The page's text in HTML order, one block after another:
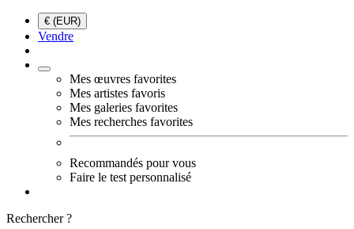
€ (EUR)
Vendre
Mes œuvres favorites
Mes artistes favoris
Mes galeries favorites
Mes recherches favorites
Recommandés pour vous
Faire le test personnalisé
Rechercher ?